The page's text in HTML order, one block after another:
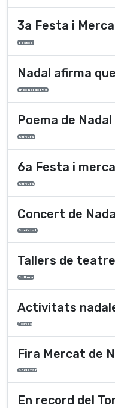
3a Festa i
Festes
Nadal afirma
Incendi del 98
Poema de
Cultura
6a Festa i
Cultura
Concert de
Societat
Tallers de
Cultura
Activitats
Festes
Fira Mercat de
Societat
En record del